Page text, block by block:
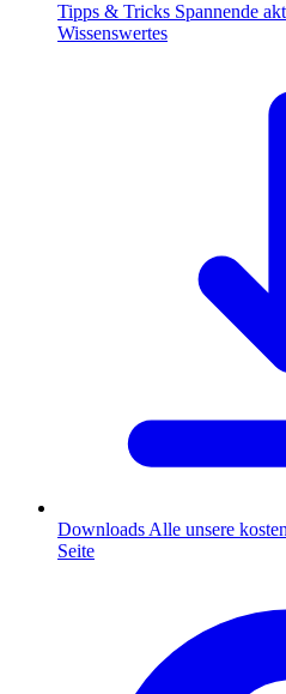
Tipps & Tricks Spannende
Wissenswertes
Downloads Alle unsere
Seite